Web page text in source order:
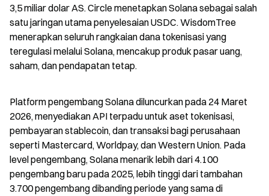
3,5 miliar dolar AS. Circle menetapkan Solana sebagai salah
satu jaringan utama penyelesaian USDC. WisdomTree
menerapkan seluruh rangkaian dana tokenisasi yang
teregulasi melalui Solana, mencakup produk pasar uang,
saham, dan pendapatan tetap.
Platform pengembang Solana diluncurkan pada 24 Maret
2026, menyediakan API terpadu untuk aset tokenisasi,
pembayaran stablecoin, dan transaksi bagi perusahaan
seperti Mastercard, Worldpay, dan Western Union. Pada
level pengembang, Solana menarik lebih dari 4.100
pengembang baru pada 2025, lebih tinggi dari tambahan
3.700 pengembang dibanding periode yang sama di